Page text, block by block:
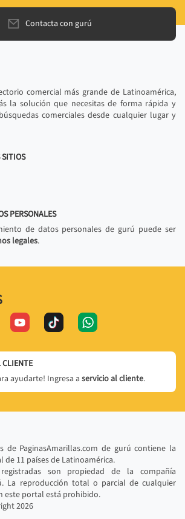
Contacta con gurú
comercial más grande de Latinoamérica,
la solución que necesitas de forma rápida y
comerciales desde cualquier lugar y
SITIOS
PERSONALES
de datos personales de gurú puede ser
legales.
CLIENTE
ayudarte! Ingresa a servicio al cliente.
de PaginasAmarillas.com de gurú contiene la
11 países de Latinoamérica.
son propiedad de la compañía
La reproducción total o parcial de cualquier
este portal está prohibido.
2026